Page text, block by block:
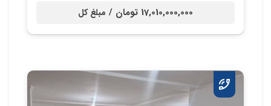
17,010,000,000 تومان / مبلغ کل